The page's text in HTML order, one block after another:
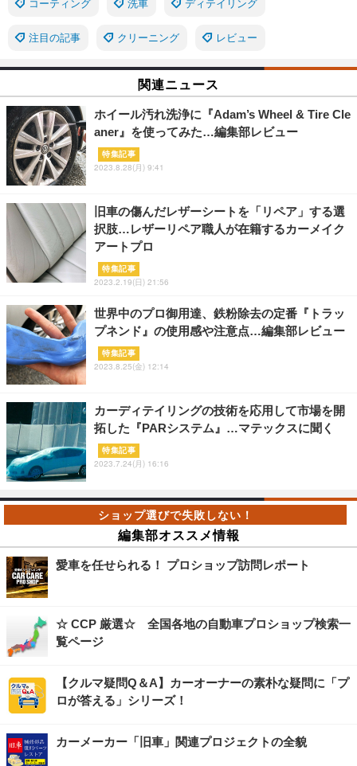
コーティング 洗車 ディテイリング
注目の記事 クリーニング レビュー
関連ニュース
ホイール汚れ洗浄に『Adam’s Wheel & Tire Cle
aner』を使ってみた…編集部レビュー
特集記事
2023.8.28(月) 9:41
旧車の傷んだレザーシートを「リペア」する選
択肢…レザーリペア職人が在籍するカーメイク
アートプロ
特集記事
2023.2.19(日) 21:56
世界中のプロ御用達、鉄粉除去の定番『トラッ
プネンド』の使用感や注意点…編集部レビュー
特集記事
2023.8.25(金) 12:14
カーディテイリングの技術を応用して市場を開
拓した『PARシステム』…マテックスに聞く
特集記事
2023.7.24(月) 16:16
編集部オススメ情報
愛車を任せられる！ プロショップ訪問レポート
☆ CCP 厳選☆ 全国各地の自動車プロショップ検索一
覧ページ
【クルマ疑問Q＆A】カーオーナーの素朴な疑問に「プ
ロが答える」シリーズ！
カーメーカー「旧車」関連プロジェクトの全貌